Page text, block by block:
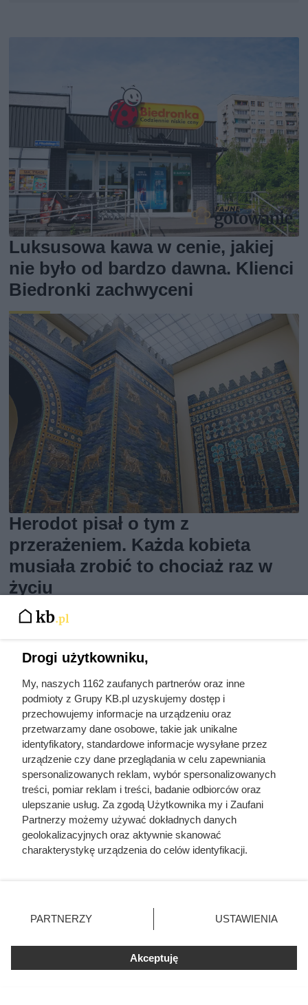
Luksusowa kawa w cenie, jakiej
nie było od bardzo dawna. Klienci
Biedronki zachwyceni
Herodot pisał o tym z
przerażeniem. Każda kobieta
musiała zrobić to chociaż raz w
życiu
Jedna z najlepszych kaw premium
w promocji. Błyskawicznie znika z
Drogi użytkowniku,
My, naszych 1162 zaufanych partnerów oraz inne
podmioty z Grupy KB.pl uzyskujemy dostęp i
przechowujemy informacje na urządzeniu oraz
przetwarzamy dane osobowe, takie jak unikalne
identyfikatory, standardowe informacje wysyłane przez
urządzenie czy dane przeglądania w celu zapewniania
spersonalizowanych reklam, wybór spersonalizowanych
treści, pomiar reklam i treści, badanie odbiorców oraz
ulepszanie usług. Za zgodą Użytkownika my i Zaufani
Partnerzy możemy używać dokładnych danych
geolokalizacyjnych oraz aktywnie skanować
charakterystykę urządzenia do celów identyfikacji.
zmienić/wycofać klikając przycisk ustawień prywatności
znajdujący się w lewym dolnym rogu strony. Niektóre
użytkownika, ale masz prawo sprzeciwić się takiemu
przetwarzaniu. Preferencje będą miały zastosowania tylko
PARTNERZY USTAWIENIA
Akceptuję